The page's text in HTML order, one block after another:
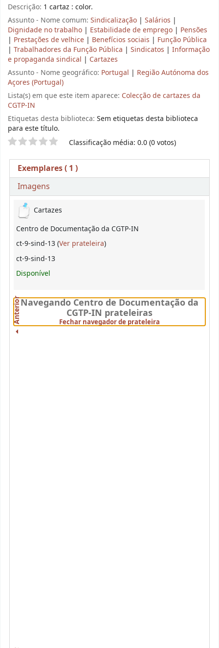
Descrição: 1 cartaz : color.
Assunto - Nome comum: Sindicalização | Salários |
Dignidade no trabalho | Estabilidade de emprego | Pensões
| Prestações de velhice | Benefícios sociais | Função Pública
| Trabalhadores da Função Pública | Sindicatos | Informação
e propaganda sindical | Cartazes
Assunto - Nome geográfico: Portugal | Região Autónoma dos
Açores (Portugal)
Lista(s) em que este item aparece: Colecção de cartazes da
CGTP-IN
Etiquetas desta biblioteca: Sem etiquetas desta biblioteca
para este título.
Pontuação Classificação média: 0.0 (0 votos)
Exemplares( 1 )
Imagens
Exemplares
Cartazes
Centro de Documentação da CGTP-IN
ct-9-sind-13 (Ver prateleira(Abre abaixo)
)
ct-9-sind-13
Disponível
Navegando Centro de Documentação da
CGTP-IN prateleiras
Fechar navegador de prateleira
Anterior